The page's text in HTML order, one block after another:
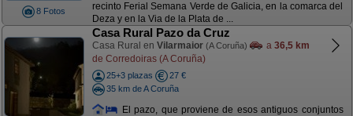
8 Fotos
recinto Ferial Semana Verde de Galicia, en la comarca del
Deza y en la Via de la Plata de ...
Casa Rural Pazo da Cruz
Casa Rural en Vilarmaior (A Coruña) a 36,5 km
de Corredoiras (A Coruña)
25+3 plazas
27 €
35 km de A Coruña
El pazo, que proviene de esos antiguos conjuntos